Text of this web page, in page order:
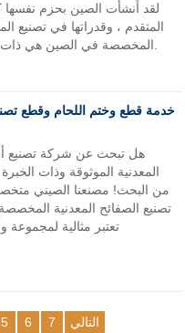
لقد أنشأت الصين بحزم نفسها
المتقدم ، وقدراتها في تصنيع
خدمة قطع وختم اللحام وقطع
هل تبحث عن شركة تصنيع
المعدنية الموثوقة وذات
من البحث! مصنعنا الصيني
تصنيع الصفائح المعدنية
تعتبر مثالية لمجموعة
5 6 7 التالي